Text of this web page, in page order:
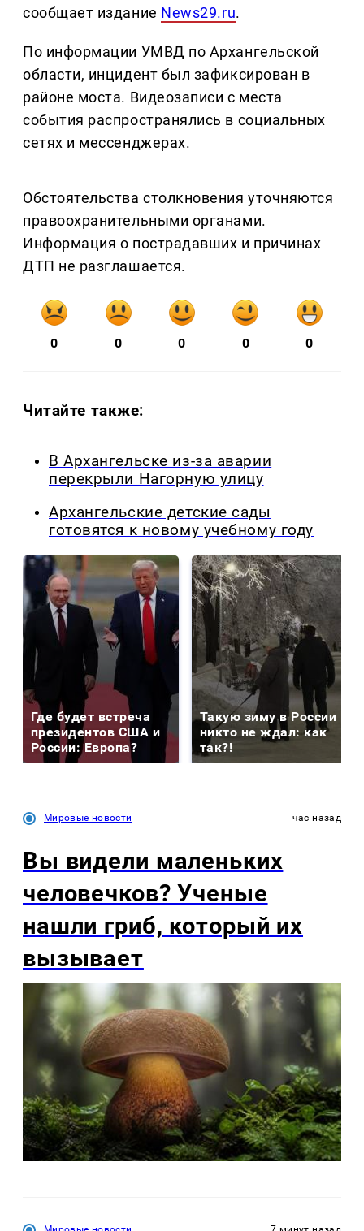
сообщает издание News29.ru.
По информации УМВД по Архангельской
области, инцидент был зафиксирован в
районе моста. Видеозаписи с места
события распространялись в социальных
сетях и мессенджерах.
Обстоятельства столкновения уточняются
правоохранительными органами.
Информация о пострадавших и причинах
ДТП не разглашается.
0 0 0 0 0
Читайте также:
В Архангельске из-за аварии
перекрыли Нагорную улицу
Архангельские детские сады
готовятся к новому учебному году
Где будет встреча
президентов США и
России: Европа?
Такую зиму в России
никто не ждал: как
так?!
Мировые новости час назад
Вы видели маленьких
человечков? Ученые
нашли гриб, который их
вызывает